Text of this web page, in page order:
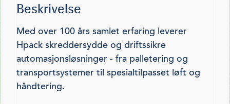
Beskrivelse
Med over 100 års samlet erfaring leverer
Hpack skreddersydde og driftssikre
automasjonsløsninger - fra palletering og
transportsystemer til spesialtilpasset løft og
håndtering.